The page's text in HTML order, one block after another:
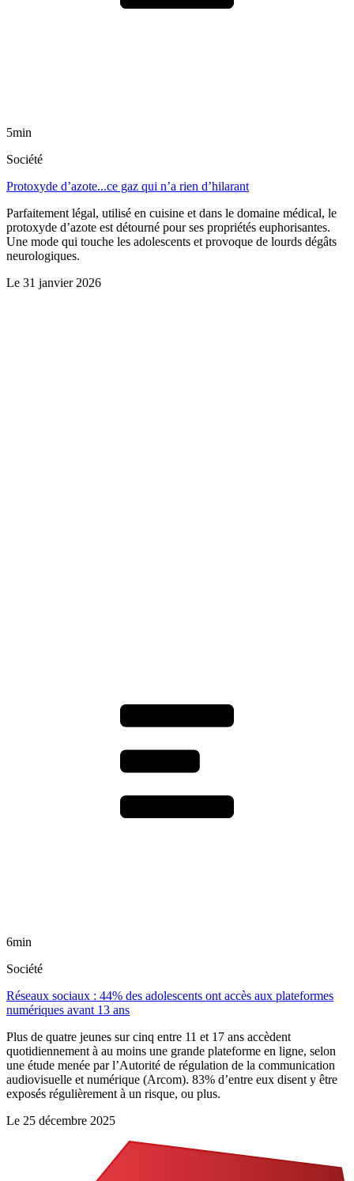
5min
Société
Protoxyde d’azote...ce gaz qui n’a rien d’hilarant
Parfaitement légal, utilisé en cuisine et dans le domaine médical, le
protoxyde d’azote est détourné pour ses propriétés euphorisantes.
Une mode qui touche les adolescents et provoque de lourds dégâts
neurologiques.
Le 31 janvier 2026
6min
Société
Réseaux sociaux : 44% des adolescents ont accès aux plateformes
numériques avant 13 ans
Plus de quatre jeunes sur cinq entre 11 et 17 ans accèdent
quotidiennement à au moins une grande plateforme en ligne, selon
une étude menée par l’Autorité de régulation de la communication
audiovisuelle et numérique (Arcom). 83% d’entre eux disent y être
exposés régulièrement à un risque, ou plus.
Le 25 décembre 2025